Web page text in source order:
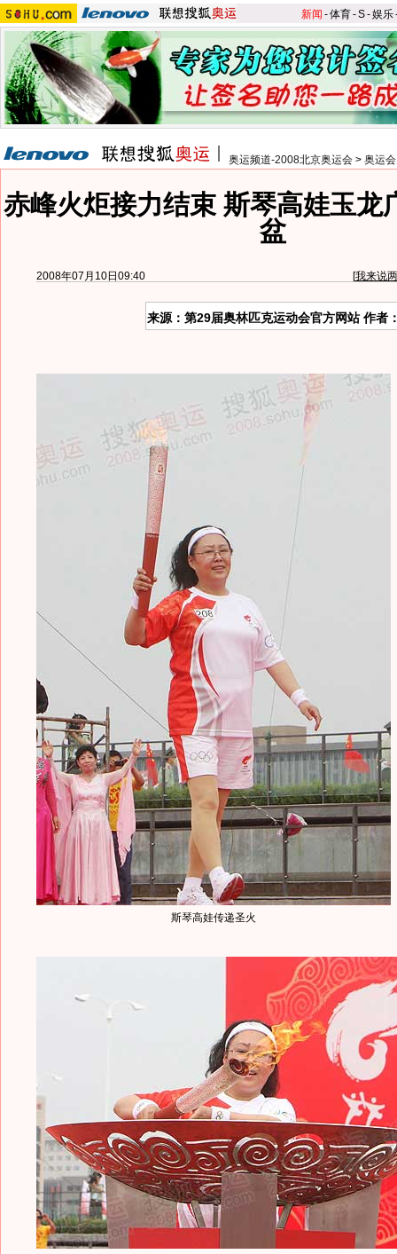
新闻 -体育-S-娱乐
奥运频道-2008北京奥运会 > 奥运
赤峰火炬接力结束 斯琴高娃玉龙
盆
2008年07月10日09:40 [我来说
来源：第29届奥林匹克运动会官方网站 作者
斯琴高娃传递圣火